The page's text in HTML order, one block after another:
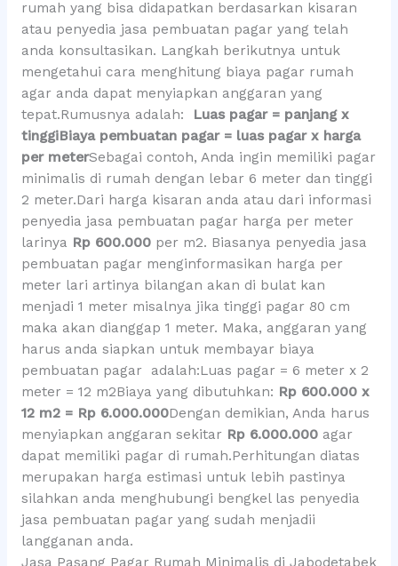
rumah yang bisa didapatkan berdasarkan kisaran
atau penyedia jasa pembuatan pagar yang telah
anda konsultasikan. Langkah berikutnya untuk
mengetahui cara menghitung biaya pagar rumah
agar anda dapat menyiapkan anggaran yang
tepat.Rumusnya adalah:
Luas pagar = panjang x
tinggiBiaya pembuatan pagar = luas pagar x harga
per meterSebagai contoh, Anda ingin memiliki pagar
minimalis di rumah dengan lebar 6 meter dan tinggi
2 meter.Dari harga kisaran anda atau dari informasi
penyedia jasa pembuatan pagar harga per meter
larinya Rp 600.000per m2. Biasanya penyedia jasa
pembuatan pagar menginformasikan harga per
meter lari artinya bilangan akan di bulat kan
menjadi 1 meter misalnya jika tinggi pagar 80 cm
maka akan dianggap 1 meter. Maka, anggaran yang
harus anda siapkan untuk membayar biaya
pembuatan pagar adalah:Luas pagar = 6 meter x 2
meter = 12 m2Biaya yang dibutuhkan: Rp 600.000 x
12 m2 = Rp 6.000.000Dengan demikian, Anda harus
menyiapkan anggaran sekitar Rp 6.000.000agar
dapat memiliki pagar di rumah.Perhitungan diatas
merupakan harga estimasi untuk lebih pastinya
silahkan anda menghubungi bengkel las penyedia
jasa pembuatan pagar yang sudah menjadii
langganan anda.
Jasa Pasang Pagar Rumah Minimalis di Jabodetabek